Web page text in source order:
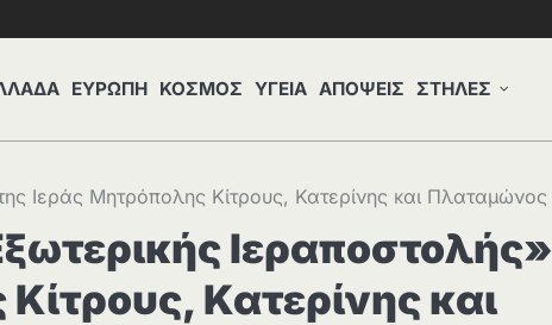
ΕΥΡΩΠΗ ΚΟΣΜΟΣ ΥΓΕΙΑ ΑΠΟΨΕΙΣ ΣΤΗΛΕΣ
Ιεράς Μητρόπολης Κίτρους, Κατερίνης και Πλαταμώνος
Ιεραποστολής»
Κατερίνης και